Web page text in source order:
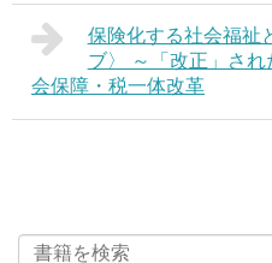
保険化する社会福祉
ブ〉 ～「改正」さ
会保障・税一体改革